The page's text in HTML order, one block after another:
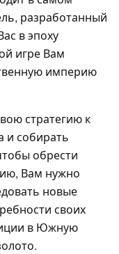
разработанный
в эпоху
игре Вам
империю
стратегию к
и собирать
обрести
Вам нужно
новые
своих
в Южную